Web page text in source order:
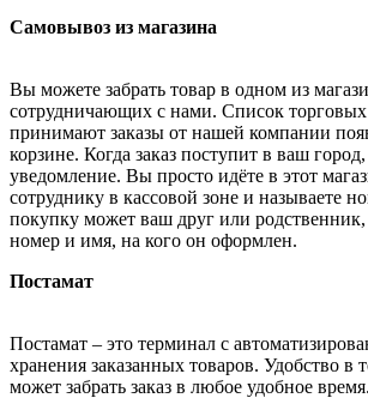
Самовывоз из магазина
Вы можете забрать товар в одном из
сотрудничающих с нами. Список торговых
принимают заказы от нашей компании
корзине. Когда заказ поступит в ваш
уведомление. Вы просто идёте в этот
сотруднику в кассовой зоне и называете
покупку может ваш друг или родственник,
номер и имя, на кого он оформлен.
Постамат
Постамат – это терминал с
хранения заказанных товаров. Удобство в
может забрать заказ в любое удобное время.